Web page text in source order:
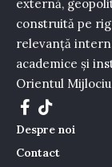
externă,
construită pe
relevanță
academice și
Orientul
Despre noi
Contact